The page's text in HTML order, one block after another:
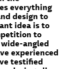
everything
design to
idea is to
to
angled
experienced
testified